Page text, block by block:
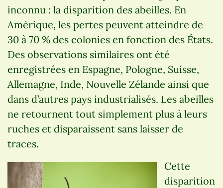
inconnu : la disparition des abeilles. En
Amérique, les pertes peuvent atteindre de
30 à 70 % des colonies en fonction des États.
Des observations similaires ont été
enregistrées en Espagne, Pologne, Suisse,
Allemagne, Inde, Nouvelle Zélande ainsi que
dans d’autres pays industrialisés. Les abeilles
ne retournent tout simplement plus à leurs
ruches et disparaissent sans laisser de
traces.
Cette
disparition